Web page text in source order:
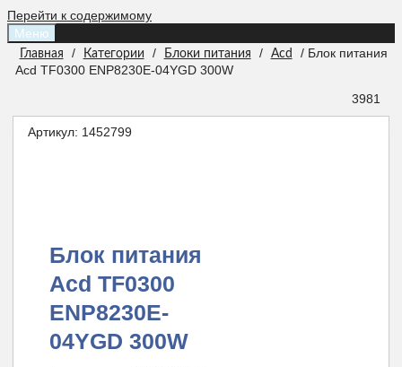
Перейти к содержимому
Меню
Главная / Категории / Блоки питания / Acd
/ Блок питания
Acd TF0300 ENP8230E-04YGD 300W
3981
Артикул: 1452799
Блок питания
Acd TF0300
ENP8230E-
04YGD 300W